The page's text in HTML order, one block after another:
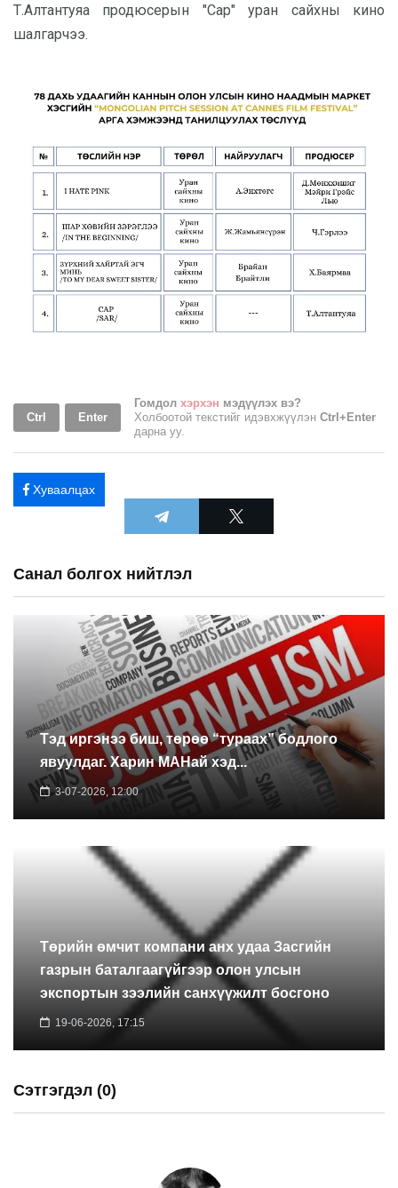
Т.Алтантуяа продюсерын "Сар" уран сайхны кино
шалгарчээ.
Ctrl Enter
Гомдол хэрхэн мэдүүлэх вэ?
Холбоотой текстийг идэвхжүүлэн Ctrl+Enter
дарна уу.
Хуваалцах
Санал болгох нийтлэл
Тэд иргэнээ биш, төрөө “тураах” бодлого
явуулдаг. Харин МАНай хэд...
3-07-2026, 12:00
Төрийн өмчит компани анх удаа Засгийн
газрын баталгаагүйгээр олон улсын
экспортын зээлийн санхүүжилт босгоно
19-06-2026, 17:15
Сэтгэгдэл (0)